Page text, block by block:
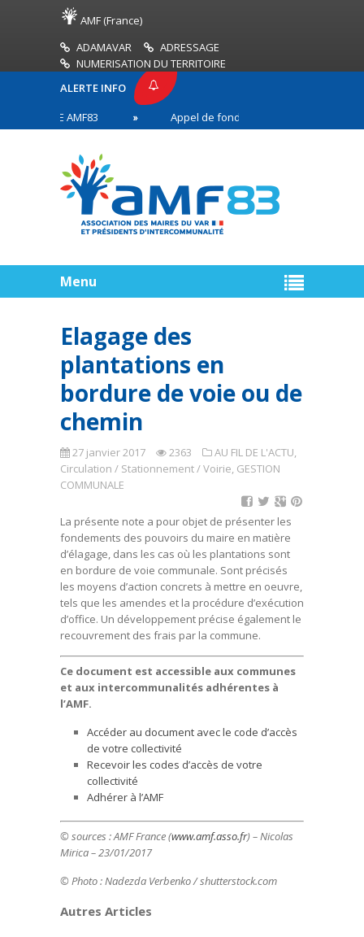
AMF (France)
ADAMAVAR
ADRESSAGE
NUMERISATION DU TERRITOIRE
ALERTE INFO
AMF83
Appel de fonds incendies de forêt
en première ligne
Menu
Elagage des
plantations en
bordure de voie ou de
chemin
27 janvier 2017 2363 AU FIL DE L'ACTU,
Circulation / Stationnement / Voirie, GESTION
COMMUNALE
La présente note a pour objet de présenter les
fondements des pouvoirs du maire en matière
d’élagage, dans les cas où les plantations sont
en bordure de voie communale. Sont précisés
les moyens d’action concrets à mettre en oeuvre,
tels que les amendes et la procédure d’exécution
d’office. Un développement précise également le
recouvrement des frais par la commune.
Ce document est accessible aux communes
et aux intercommunalités adhérentes à
l’AMF.
Accéder au document avec le code d’accès
de votre collectivité
Recevoir les codes d’accès de votre
collectivité
Adhérer à l’AMF
© sources :AMF France (www.amf.asso.fr) – Nicolas
Mirica – 23/01/2017
© Photo : Nadezda Verbenko / shutterstock.com
Autres Articles